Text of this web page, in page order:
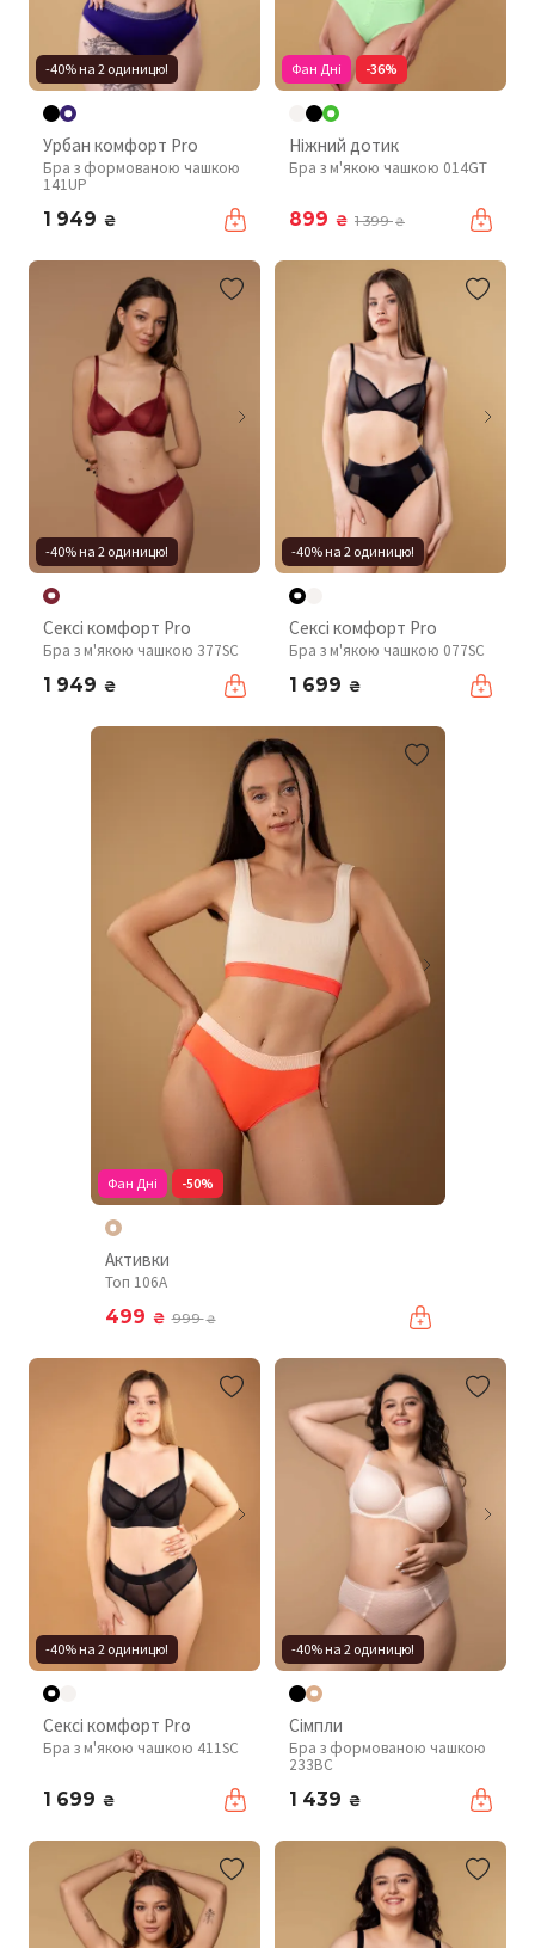
-40% на 2 одиницю!
Урбан комфорт Pro
Бра з формованою чашкою
141UP
1 949 ₴
Фан Дні -36%
Ніжний дотик
Бра з м'якою чашкою 014GT
899 ₴ 1 399₴
-40% на 2 одиницю!
Сексі комфорт Pro
Бра з м'якою чашкою 377SC
1 949 ₴
-40% на 2 одиницю!
Сексі комфорт Pro
Бра з м'якою чашкою 077SC
1 699 ₴
Фан Дні -50%
Активки
Топ 106A
499 ₴ 999₴
-40% на 2 одиницю!
Сексі комфорт Pro
Бра з м'якою чашкою 411SC
1 699 ₴
-40% на 2 одиницю!
Сімпли
Бра з формованою чашкою
233BC
1 439 ₴